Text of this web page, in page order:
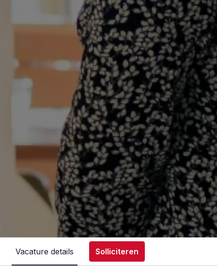
Vacature details Solliciteren